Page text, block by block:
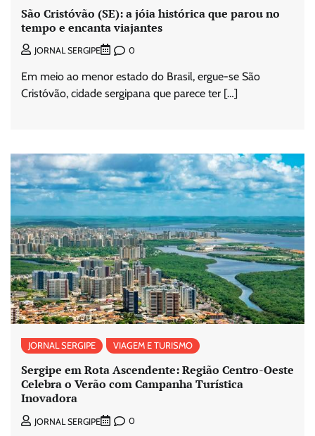
São Cristóvão (SE): a jóia histórica que parou no
tempo e encanta viajantes
JORNAL SERGIPE 0
Em meio ao menor estado do Brasil, ergue-se São
Cristóvão, cidade sergipana que parece ter […]
JORNAL SERGIPE VIAGEM E TURISMO
Sergipe em Rota Ascendente: Região Centro-Oeste
Celebra o Verão com Campanha Turística
Inovadora
JORNAL SERGIPE 0